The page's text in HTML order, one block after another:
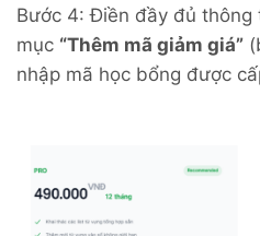
Bước 4: Điền đầy đủ thông
mục “Thêm mã giảm giá”
nhập mã học bổng được